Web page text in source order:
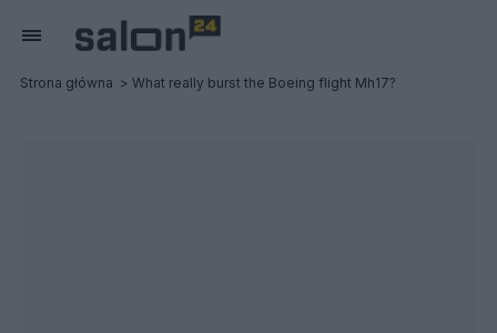
Strona główna What really burst the Boeing flight Mh17?